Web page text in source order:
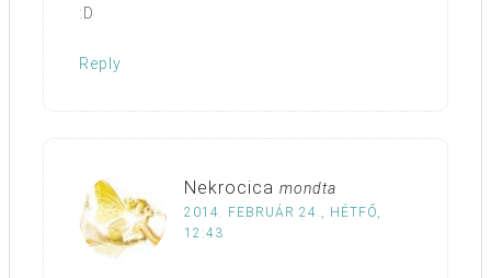
:D
Reply
Nekrocica mondta
2014. FEBRUÁR 24., HÉTFŐ,
12:43